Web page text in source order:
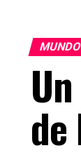
MUNDO
de